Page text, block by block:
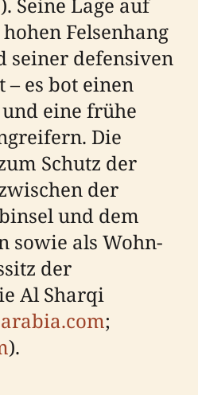
Felsenhang
seiner defensiven
es bot einen
eine frühe
Die
Schutz der
der
und dem
sowie als Wohn-
der
Al Sharqi
;
).